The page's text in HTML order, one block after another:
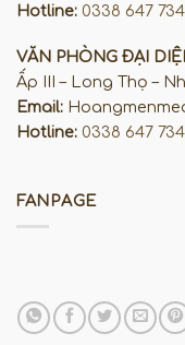
Hotline: 0338 647 734
VĂN PHÒNG ĐẠI
Ấp III – Long Thọ –
Email:
Hotline: 0338 647 734
FANPAGE